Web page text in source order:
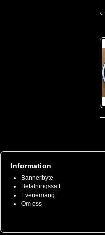
Information
Bannerbyte
Betalningssätt
Evenemang
Om oss